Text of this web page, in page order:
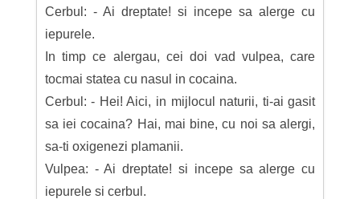
Cerbul: - Ai dreptate! si incepe sa alerge cu
iepurele.
In timp ce alergau, cei doi vad vulpea, care
tocmai statea cu nasul in cocaina.
Cerbul: - Hei! Aici, in mijlocul naturii, ti-ai gasit
sa iei cocaina? Hai, mai bine, cu noi sa alergi,
sa-ti oxigenezi plamanii.
Vulpea: - Ai dreptate! si incepe sa alerge cu
iepurele si cerbul.